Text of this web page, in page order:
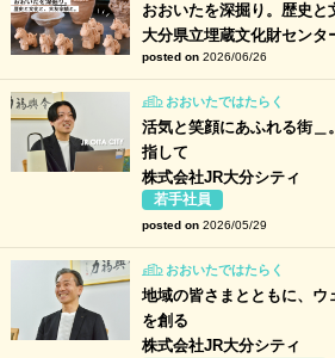
おおいたを深掘り。歴史と
大分県立埋蔵文化財センタ
posted on 2026/06/26
おおいたではたらく
活気と笑顔にあふれる街＿
指して
株式会社JR大分シティ
若手社員
posted on 2026/05/29
おおいたではたらく
地域の皆さまとともに、ウ
を創る
株式会社JR大分シティ